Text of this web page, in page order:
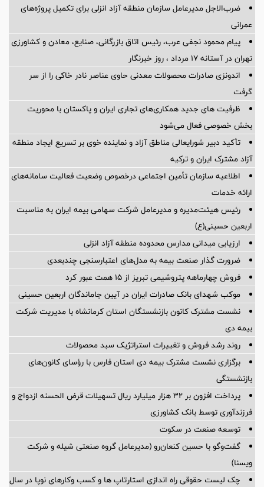
ضرب‌الاجل مدیرعامل سازمان منطقه آزاد انزلی برای تكمیل پروژه‌های
عمرانی
پیام محمود نجفی عرب، رئیس اتاق بازرگانی، صنایع، معادن و کشاورزی
تهران در آستانه 17 مرداد ، روز خبرنگار
اندونزی صادرات محصولات معدنی حاوی عناصر نادر خاکی را از سر
گرفت
ظرفیت های جدید همکاری‌های تجاری ایران و پاکستان با محوریت
بخش خصوصی فعال می‌شود
تأکید دبیر شورایعالی مناطق آزاد و نماینده خوی بر تسریع ایجاد منطقه
آزاد مشترک ایران و ترکیه
اطلاعیه سازمان تأمین اجتماعی درخصوص وضعیت فعالیت سامانه‌های
ارائه خدمات
رئیس هیئت‌مدیره و مدیرعامل شرکت سهامی بیمه ایران به مناسبت
اربعین حسینی(ع)
ارزیابی میدانی مدارس محدوده منطقه آزاد انزلی
ضرورت گذار صنعت بیمه به مدل‌های اعتبارسنجی چندبعدی
فروش چهارماهه پتروشیمی تبریز از ۱۵ همت عبور کرد
موکب شهدای بانک صادرات ایران در آیین جاماندگان اربعین حسینی
نشست مشترک کانون بازنشستگان استان کرمانشاه با مدیریت شرکت
بیمه دی
روند رشد فروش و تغییرات استراتژیک سبد محصولات
برگزاری نشست مشترک بیمه دی استان فارس با رؤسای کانون‌های
بازنشستگی
پرداخت افزون بر 32 هزار میلیارد ریال تسهیلات قرض الحسنه ازدواج و
فرزندآوری توسط بانک کشاورزی
توسعه صنعت در سکوت
گفت‌وگو با حسین كنعان‌رو (مدیرعامل گروه صنعتی شیله و شركت
ویسنا)
چک لیست حقوقی راه اندازی استارتاپ ها و کسب وکارهای نوپا در سال